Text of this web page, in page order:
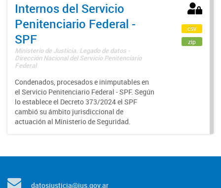
Internos del Servicio
Penitenciario Federal -
SPF
Ministerio de Justicia. Legado de datos -
Dirección Nacional del Servicio Penitenciario
Federal
Condenados, procesados e inimputables en
el Servicio Penitenciario Federal - SPF. Según
lo establece el Decreto 373/2024 el SPF
cambió su ámbito jurisdiccional de
actuación al Ministerio de Seguridad.
csv
zip
datosjusticia@jus.gov.ar